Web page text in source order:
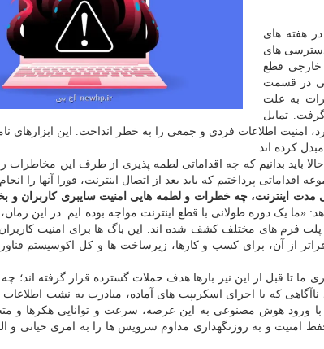
هفته های
دسترسی های
خارجی قطع
در قسمت
به علت
تمایل
امنیت اطلاعات فردی و جمعی را به خطر انداخت. این ابزارهای
کرده اند.
باید بدانیم که چه اقداماتی لطمه پذیری از طرف این مخاطرات
پرداختیم که باید بعد از اتصال اینترنت، فورا آنها را
مدت اینترنت، چه خطرات و لطمه هایی امنیت سایبری کاربران
«ما یک دوره طولانی با قطع اینترنت مواجه بوده ایم. در این
از آن، برای کسب و کارها، زیرساخت ها و کل اکوسیستم
تا قبل از این نیز بارها هدف حملات گسترده قرار گرفته اند؛
که با اجرای اسکریپت های آماده، مبادرت به نشت
با ورود هوش مصنوعی به این عرصه، سرعت و توانایی هکرها و
امنیت و به روزنگهداری مداوم سرویس ها را به امری حیاتی و